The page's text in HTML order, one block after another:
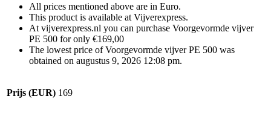
All prices mentioned above are in Euro.
This product is available at Vijverexpress.
At vijverexpress.nl you can purchase Voorgevormde vijver
PE 500 for only €169,00
The lowest price of Voorgevormde vijver PE 500 was
obtained on augustus 9, 2026 12:08 pm.
Prijs (EUR) 169